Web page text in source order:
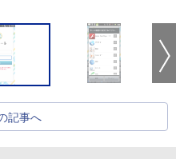
記事へ